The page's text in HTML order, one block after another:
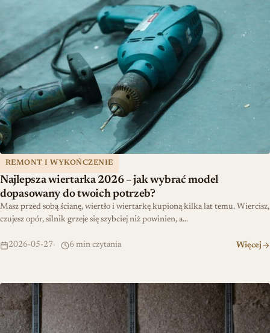
REMONT I WYKOŃCZENIE
Najlepsza wiertarka 2026 – jak wybrać model
dopasowany do twoich potrzeb?
Masz przed sobą ścianę, wiertło i wiertarkę kupioną kilka lat temu. Wiercisz,
czujesz opór, silnik grzeje się szybciej niż powinien, a…
2026-05-27 6 min czytania Więcej
Jak używać poziomicy laserowej – przewodnik krok po kroku